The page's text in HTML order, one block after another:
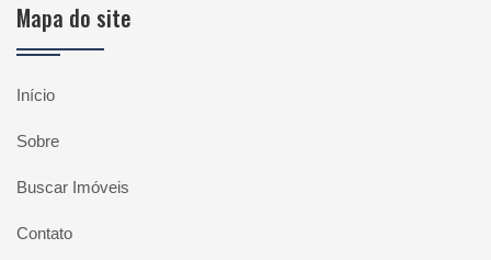
Mapa do site
Início
Sobre
Buscar Imóveis
Contato